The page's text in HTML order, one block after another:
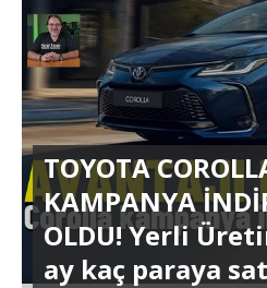
TOYOTA
KAMPANYA
OLDU! Yerli
ay kaç paraya